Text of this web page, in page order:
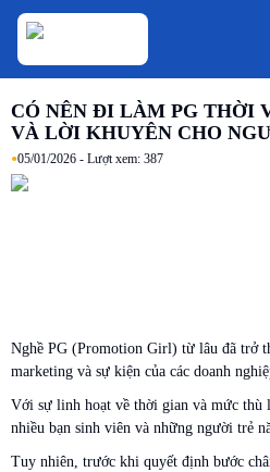
CÓ NÊN ĐI LÀM PG THỜI
VÀ LỜI KHUYÊN CHO
•05/01/2026 - Lượt xem: 387
Nghề PG (Promotion Girl) từ lâu đã trở
marketing và sự kiện của các doanh
Với sự linh hoạt về thời gian và mức thù
nhiều bạn sinh viên và những người trẻ
Tuy nhiên, trước khi quyết định bước